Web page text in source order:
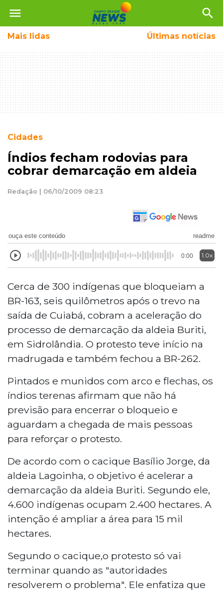
menu search
Mais lidas Últimas notícias
Cidades
Índios fecham rodovias para
cobrar demarcação em aldeia
Redação | 06/10/2009 08:23
ouça este conteúdo readme
0:00 1.0x
Cerca de 300 indígenas que bloqueiam a
BR-163, seis quilômetros após o trevo na
saída de Cuiabá, cobram a aceleração do
processo de demarcação da aldeia Buriti,
em Sidrolândia. O protesto teve início na
madrugada e também fechou a BR-262.
Pintados e munidos com arco e flechas, os
índios terenas afirmam que não há
previsão para encerrar o bloqueio e
aguardam a chegada de mais pessoas
para reforçar o protesto.
De acordo com o cacique Basílio Jorge, da
aldeia Lagoinha, o objetivo é acelerar a
demarcação da aldeia Buriti. Segundo ele,
4.600 indígenas ocupam 2.400 hectares. A
intenção é ampliar a área para 15 mil
hectares.
Segundo o cacique,o protesto só vai
terminar quando as "autoridades
resolverem o problema". Ele enfatiza que